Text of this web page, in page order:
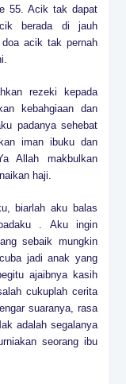
55. Acik tak dapat
berada di jauh
acik tak pernah
rezeki kepada
kebahgiaan dan
padanya sehebat
iman ibuku dan
Allah makbulkan
haji.
biarlah aku balas
. Aku ingin
sebaik mungkin
jadi anak yang
ajaibnya kasih
cukuplah cerita
suaranya, rasa
adalah segalanya
seorang ibu